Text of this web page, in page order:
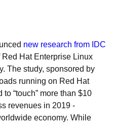
new research from IDC
Hat Enterprise Linux
The study, sponsored by
running on Red Hat
“touch” more than $10
revenues in 2019 -
economy. While